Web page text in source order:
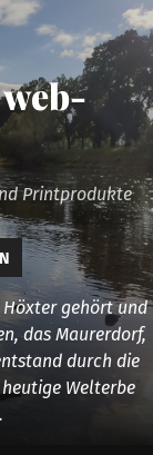
Printprodukte
gehört und
das Maurerdorf,
durch die
Welterbe